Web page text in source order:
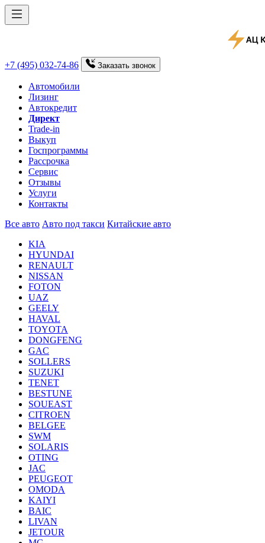
+7 (495) 032-74-86 Заказать звонок
Автомобили
Лизинг
Автокредит
Директ
Trade-in
Выкуп
Госпрограммы
Рассрочка
Сервис
Отзывы
Услуги
Контакты
Все авто Авто под такси Китайские авто
KIA
HYUNDAI
RENAULT
NISSAN
FOTON
UAZ
GEELY
HAVAL
TOYOTA
DONGFENG
GAC
SOLLERS
SUZUKI
TENET
BESTUNE
SOUEAST
CITROEN
BELGEE
SWM
SOLARIS
OTING
JAC
PEUGEOT
OMODA
KAIYI
BAIC
LIVAN
JETOUR